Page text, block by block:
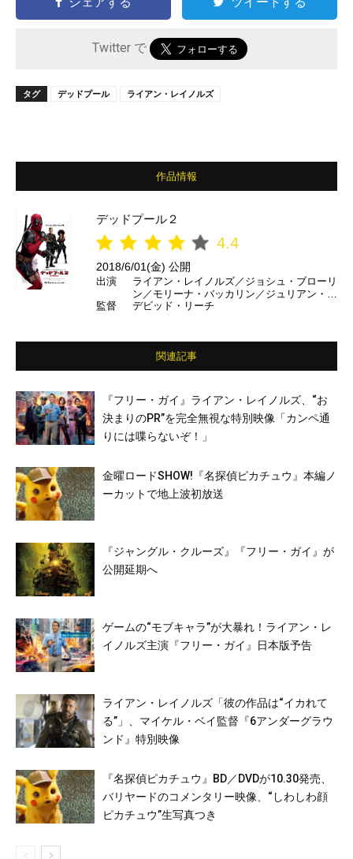
Twitter で
タグ デッドプール ライアン・レイノルズ
作品情報
デッドプール２
4.4
2018/6/01(金) 公開
出演
ライアン・レイノルズ／ジョシュ・ブローリ
ン／モリーナ・バッカリン／ジュリアン・デ
ニソン／ザジ・ビーツ／T・J・ミラー／ブ
監督 デビッド・リーチ
関連記事
『フリー・ガイ』ライアン・レイノルズ、“お
決まりのPR”を完全無視な特別映像「カンペ通
りには喋らないぞ！」
金曜ロードSHOW!『名探偵ピカチュウ』本編ノ
ーカットで地上波初放送
『ジャングル・クルーズ』『フリー・ガイ』が
公開延期へ
ゲームの“モブキャラ”が大暴れ！ライアン・レ
イノルズ主演『フリー・ガイ』日本版予告
ライアン・レイノルズ「彼の作品は“イカれて
る”」、マイケル・ベイ監督『6アンダーグラウ
ンド』特別映像
『名探偵ピカチュウ』BD／DVDが10.30発売、
バリヤードのコメンタリー映像、“しわしわ顔
ピカチュウ”生写真つき